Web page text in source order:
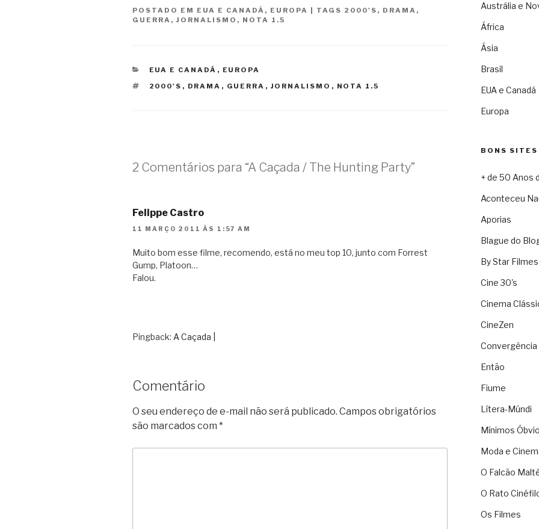
POSTADO EM EUA E CANADÁ , EUROPA | TAGS 2000'S , DRAMA ,
GUERRA , JORNALISMO , NOTA 1.5
CATEGORIAS
EUA E CANADÁ , EUROPA
TAGS
2000'S , DRAMA , GUERRA , JORNALISMO , NOTA 1.5
2 Comentários para “A Caçada / The Hunting Party”
Felippe Castro
11 MARÇO 2011 ÀS 1:57 AM
Muito bom esse filme, recomendo, está no meu top 10, junto com Forrest
Gump, Platoon…
Falou.
Pingback: A Caçada |
Comentário
O seu endereço de e-mail não será publicado. Campos obrigatórios
são marcados com *
Austrália e
África
Ásia
Brasil
EUA e Canadá
Europa
BONS SITES
+ de 50 Anos
Aconteceu
Aporias
Blague do
By Star Filmes
Cine 30's
Cinema
CineZen
Convergência
Então
Fiume
Lítera-Múndi
Mínimos
Moda e
O Falcão
O Rato
Os Filmes